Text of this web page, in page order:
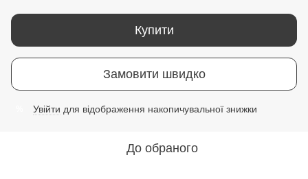
Купити
Замовити швидко
Увійти для відображення накопичувальної знижки
До обраного